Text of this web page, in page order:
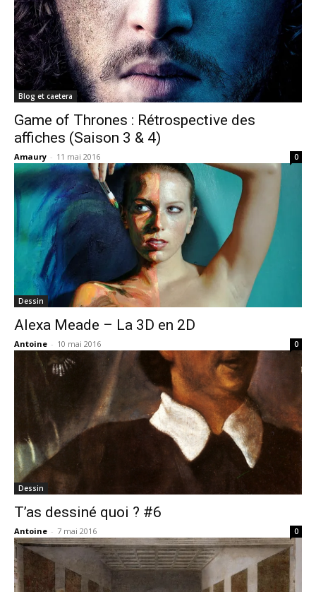
Blog et caetera
Game of Thrones : Rétrospective des
affiches (Saison 3 & 4)
Amaury - 11 mai 2016 0
Dessin
Alexa Meade – La 3D en 2D
Antoine - 10 mai 2016 0
Dessin
T’as dessiné quoi ? #6
Antoine - 7 mai 2016 0